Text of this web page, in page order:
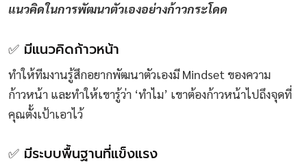
แนวคิดในการพัฒนาตัวเองอย่างก้าวกระโดด
✅ มีแนวคิดก้าวหน้า
ทำให้ทีมงานรู้สึกอยากพัฒนาตัวเองมี Mindset ของความ
ก้าวหน้า และทำให้เขารู้ว่า ‘ทำไม’ เขาต้องก้าวหน้าไปถึงจุดที่
คุณตั้งเป้าเอาไว้
✅ มีระบบพื้นฐานที่แข็งแรง